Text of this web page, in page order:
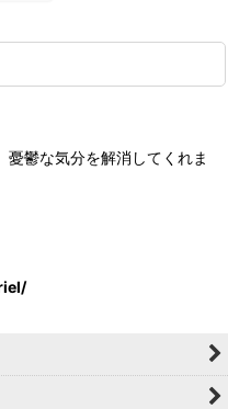
憂鬱な気分を解消してくれま